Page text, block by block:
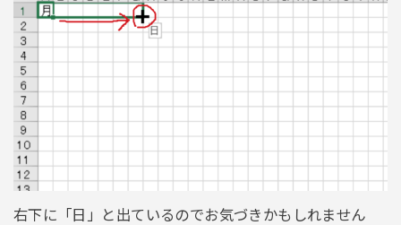
右下に「日」と出ているのでお気づきかもしれません